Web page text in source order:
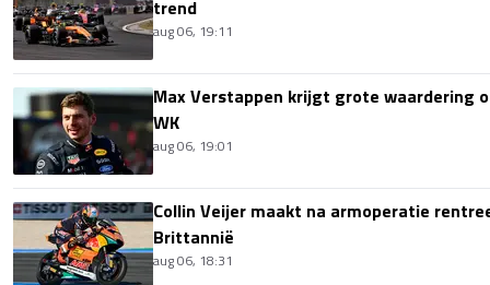
trend
aug 06, 19:11
Max Verstappen krijgt grote waardering
WK
aug 06, 19:01
Collin Veijer maakt na armoperatie
Brittannië
aug 06, 18:31